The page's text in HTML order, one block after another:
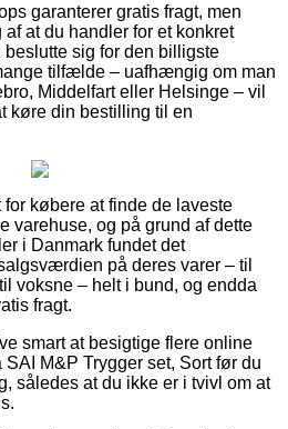
garanterer gratis fragt, men
at du handler for et konkret
sig for den billigste
tilfælde – uafhængig om man
Middelfart eller Helsinge – vil
køre din bestilling til en
købere at finde de laveste
varehuse, og på grund af dette
i Danmark fundet det
på deres varer – til
voksne – helt i bund, og endda
fragt.
smart at besigtige flere online
M&P Trygger set, Sort før du
således at du ikke er i tvivl om at